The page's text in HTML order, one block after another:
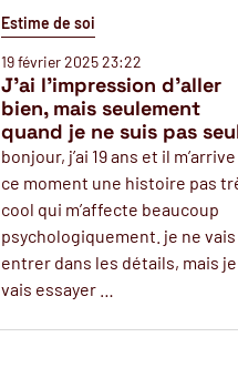
Estime de soi
19 février 2025 23:22
J’ai l’impression d’aller
bien, mais seulement
quand je ne suis pas
bonjour, j’ai 19 ans et il
ce moment une histoire pas
cool qui m’affecte beaucoup
psychologiquement. je ne vais
entrer dans les détails, mais je
vais essayer …